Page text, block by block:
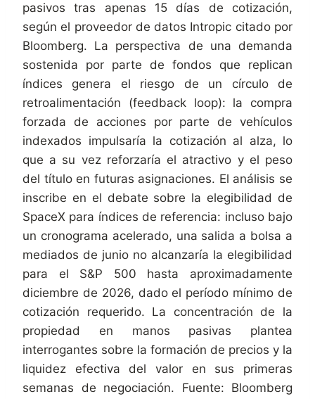
pasivos tras apenas 15 días de cotización,
según el proveedor de datos Intropic citado por
Bloomberg. La perspectiva de una demanda
sostenida por parte de fondos que replican
índices genera el riesgo de un círculo de
retroalimentación (feedback loop): la compra
forzada de acciones por parte de vehículos
indexados impulsaría la cotización al alza, lo
que a su vez reforzaría el atractivo y el peso
del título en futuras asignaciones. El análisis se
inscribe en el debate sobre la elegibilidad de
SpaceX para índices de referencia: incluso bajo
un cronograma acelerado, una salida a bolsa a
mediados de junio no alcanzaría la elegibilidad
para el S&P 500 hasta aproximadamente
diciembre de 2026, dado el período mínimo de
cotización requerido. La concentración de la
propiedad en manos pasivas plantea
interrogantes sobre la formación de precios y la
liquidez efectiva del valor en sus primeras
semanas de negociación. Fuente: Bloomberg